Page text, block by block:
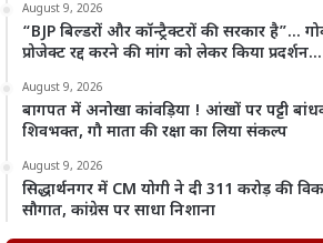
August 9, 2026
“BJP बिल्डरों और कॉन्ट्रैक्टरों की सरकार है”…
प्रोजेक्ट रद्द करने की मांग को लेकर किया प्रदर्शन…
August 9, 2026
बागपत में अनोखा कांवड़िया ! आंखों पर पट्टी
शिवभक्त, गौ माता की रक्षा का लिया संकल्प
August 9, 2026
सिद्धार्थनगर में CM योगी ने दी 311 करोड़ की
सौगात, कांग्रेस पर साधा निशाना